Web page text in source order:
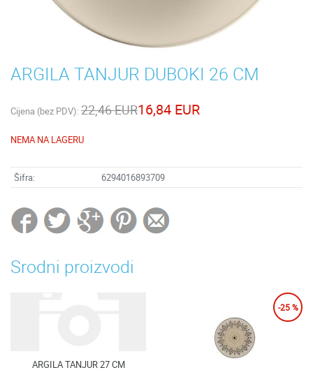
ARGILA TANJUR DUBOKI 26 CM
Cijena (bez PDV): 22,46 EUR16,84 EUR
NEMA NA LAGERU
Šifra: 6294016893709
Srodni proizvodi
ARGILA TANJUR 27 CM
-25 %